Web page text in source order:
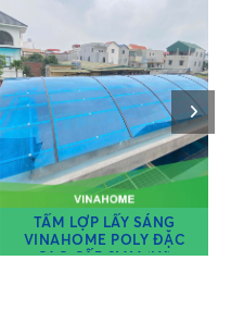
TẤM LỢP LẤY SÁNG
VINAHOME POLY ĐẶC
CAO CẤP 8MM (LY)